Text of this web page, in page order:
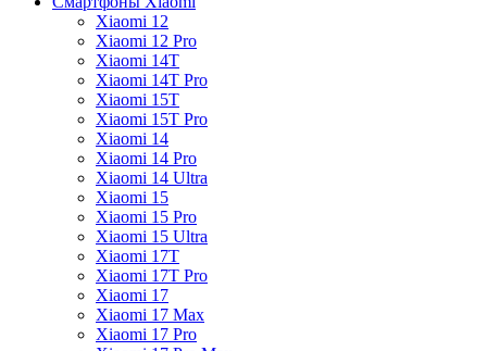
Xiaomi 12
Xiaomi 12 Pro
Xiaomi 14T
Xiaomi 14T Pro
Xiaomi 15T
Xiaomi 15T Pro
Xiaomi 14
Xiaomi 14 Pro
Xiaomi 14 Ultra
Xiaomi 15
Xiaomi 15 Pro
Xiaomi 15 Ultra
Xiaomi 17T
Xiaomi 17T Pro
Xiaomi 17
Xiaomi 17 Max
Xiaomi 17 Pro